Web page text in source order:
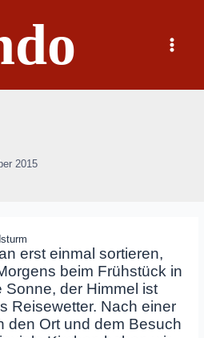
Main
Menu
2015
erst einmal sortieren,
beim Frühstück in
der Himmel ist
Reisewetter. Nach einer
den Ort und dem Besuch